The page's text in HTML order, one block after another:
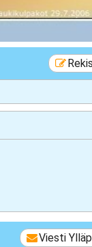
Viesti